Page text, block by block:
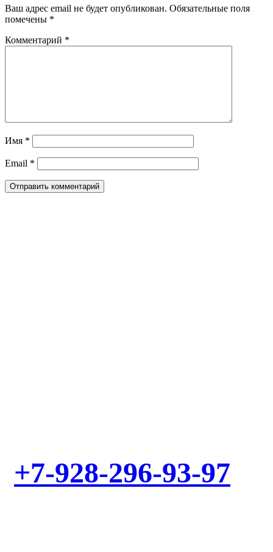
Ваш адрес email не будет опубликован. Обязательные поля
помечены *
Комментарий *
Имя *
Email *
+7-928-296-93-97